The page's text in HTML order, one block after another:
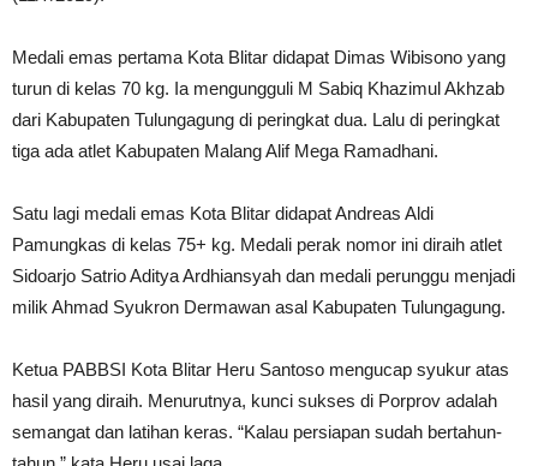
Medali emas pertama Kota Blitar didapat Dimas Wibisono yang
turun di kelas 70 kg. Ia mengungguli M Sabiq Khazimul Akhzab
dari Kabupaten Tulungagung di peringkat dua. Lalu di peringkat
tiga ada atlet Kabupaten Malang Alif Mega Ramadhani.
Satu lagi medali emas Kota Blitar didapat Andreas Aldi
Pamungkas di kelas 75+ kg. Medali perak nomor ini diraih atlet
Sidoarjo Satrio Aditya Ardhiansyah dan medali perunggu menjadi
milik Ahmad Syukron Dermawan asal Kabupaten Tulungagung.
Ketua PABBSI Kota Blitar Heru Santoso mengucap syukur atas
hasil yang diraih. Menurutnya, kunci sukses di Porprov adalah
semangat dan latihan keras. “Kalau persiapan sudah bertahun-